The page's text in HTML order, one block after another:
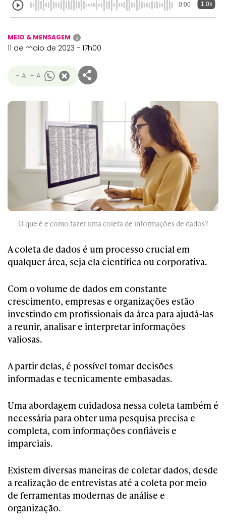
0:00 1.0x
MEIO & MENSAGEM i
11 de maio de 2023 - 17h00
- A + A
O que é e como fazer uma coleta de informações de dados?
A coleta de dados é um processo crucial em
qualquer área, seja ela científica ou corporativa.
Com o volume de dados em constante
crescimento, empresas e organizações estão
investindo em profissionais da área para ajudá-las
a reunir, analisar e interpretar informações
valiosas.
A partir delas, é possível tomar decisões
informadas e tecnicamente embasadas.
Uma abordagem cuidadosa nessa coleta também é
necessária para obter uma pesquisa precisa e
completa, com informações confiáveis e
imparciais.
Existem diversas maneiras de coletar dados, desde
a realização de entrevistas até a coleta por meio
de ferramentas modernas de análise e
organização.